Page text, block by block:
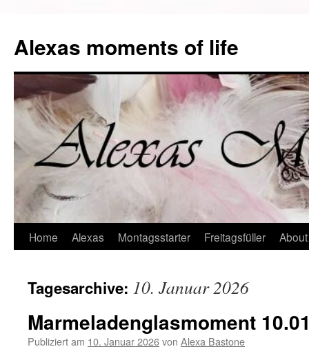
Alexas moments of life
Zum
springen
Home Alexas Montagsstarter Freitagsfüller
Tagesarchive: 10. Januar 2026
Marmeladenglasmoment
Publiziert am 10. Januar 2026von Alexa Bastone